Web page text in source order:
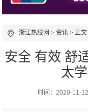
浙江热线网 >资讯 > 正文
安全 有效 舒
太
时间：2020-11-